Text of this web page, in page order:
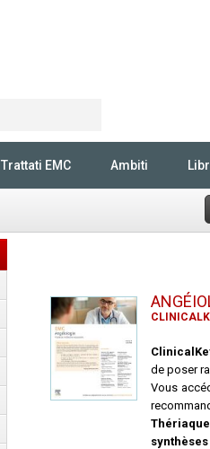
Trattati EMC Ambiti
de poser
Vous
Thériaque